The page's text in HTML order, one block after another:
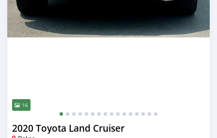
16
2020 Toyota Land Cruiser